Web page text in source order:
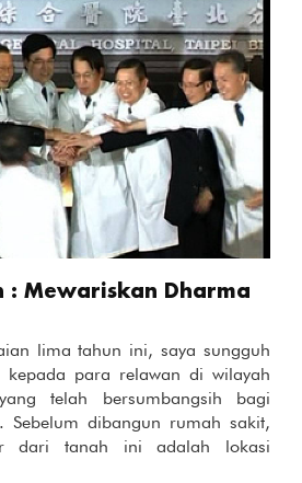
: Mewariskan Dharma
lima tahun ini, saya sungguh
kepada para relawan di wilayah
telah bersumbangsih bagi
Sebelum dibangun rumah sakit,
dari tanah ini adalah lokasi